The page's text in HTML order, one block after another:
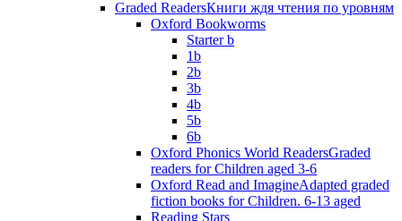
Graded ReadersКниги ждя чтения по уровням
Oxford Bookworms
Starter b
1b
2b
3b
4b
5b
6b
Oxford Phonics World ReadersGraded
readers for Children aged 3-6
Oxford Read and ImagineAdapted graded
fiction books for Children. 6-13 aged
Reading Stars